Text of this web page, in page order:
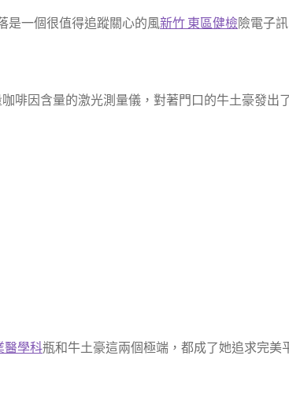
是一個很值得追蹤關心的風新竹 東區健檢險電子訊
啡因含量的激光測量儀，對著門口的牛土豪發出
醫學科瓶和牛土豪這兩個極端，都成了她追求完美